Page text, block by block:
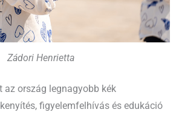
Zádori Henrietta
az ország legnagyobb kék
figyelemfelhívás és edukáció